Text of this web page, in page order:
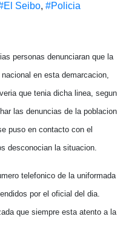
Seibo, #Policia
personas denunciaran que la
en esta demarcacion,
que tenia dicha linea, segun
las denuncias de la poblacion
puso en contacto con el
desconocian la situacion.
telefonico de la uniformada
por el oficial del dia.
que siempre esta atento a la